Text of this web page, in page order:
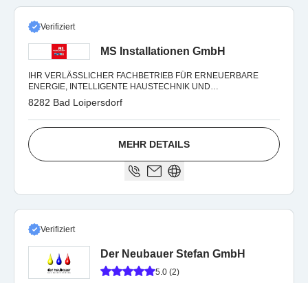
Verifiziert
MS Installationen GmbH
IHR VERLÄSSLICHER FACHBETRIEB FÜR ERNEUERBARE
ENERGIE, INTELLIGENTE HAUSTECHNIK UND
WOHLFÜHLBÄDER
8282 Bad Loipersdorf
MEHR DETAILS
Verifiziert
Der Neubauer Stefan GmbH
5.0 (2)